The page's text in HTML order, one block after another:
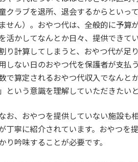
クラブを退所、退会するからといっ
せん）。おやつ代は、全般的に予算
活かしてなんとか日々、提供できて
り計算してしまうと、おやつ代が足
しない日のおやつ代を保護者が支払
で算定されるおやつ代収入でなんと
という意識を理解していただきたい
お、おやつを提供していない施設も
丁寧に紹介されています。おやつを
り吟味することが必要です。